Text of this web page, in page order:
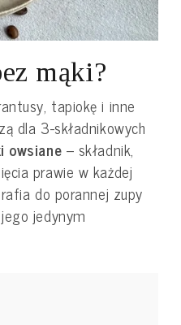
mąki?
tapiokę i inne
dla 3-składnikowych
owsiane– składnik,
prawie w każdej
do porannej zupy
jedynym